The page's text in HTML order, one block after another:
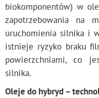
biokomponentów) w
zapotrzebowania na
uruchomienia silnika i
istnieje ryzyko braku
powierzchniami, co
silnika.
Oleje do hybryd –